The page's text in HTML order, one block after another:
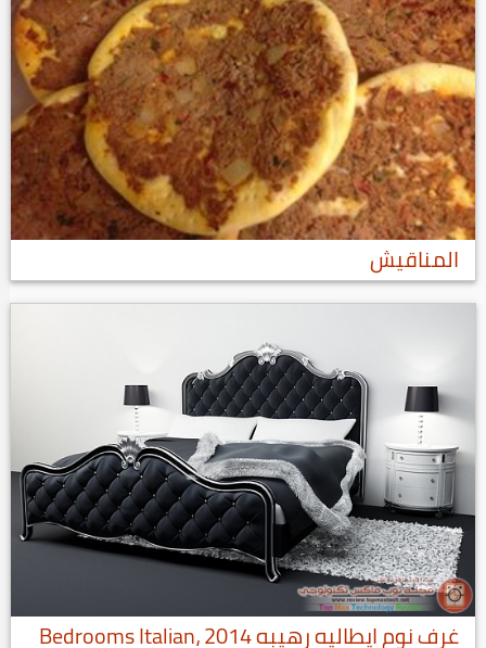
المناقيش
غرف نوم ايطاليه رهيبه 2014 ،Bedrooms Italian